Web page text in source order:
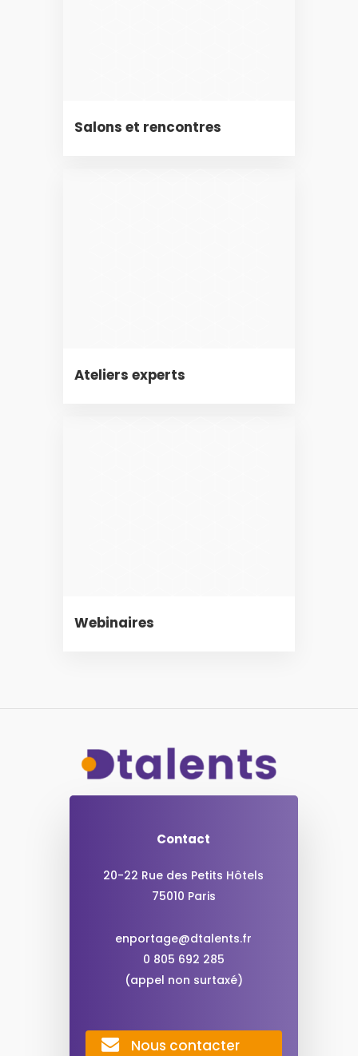
Salons et rencontres
Ateliers experts
Webinaires
Contact
20-22 Rue des Petits Hôtels
75010 Paris
enportage@dtalents.fr
0 805 692 285
(appel non surtaxé)
Nous contacter